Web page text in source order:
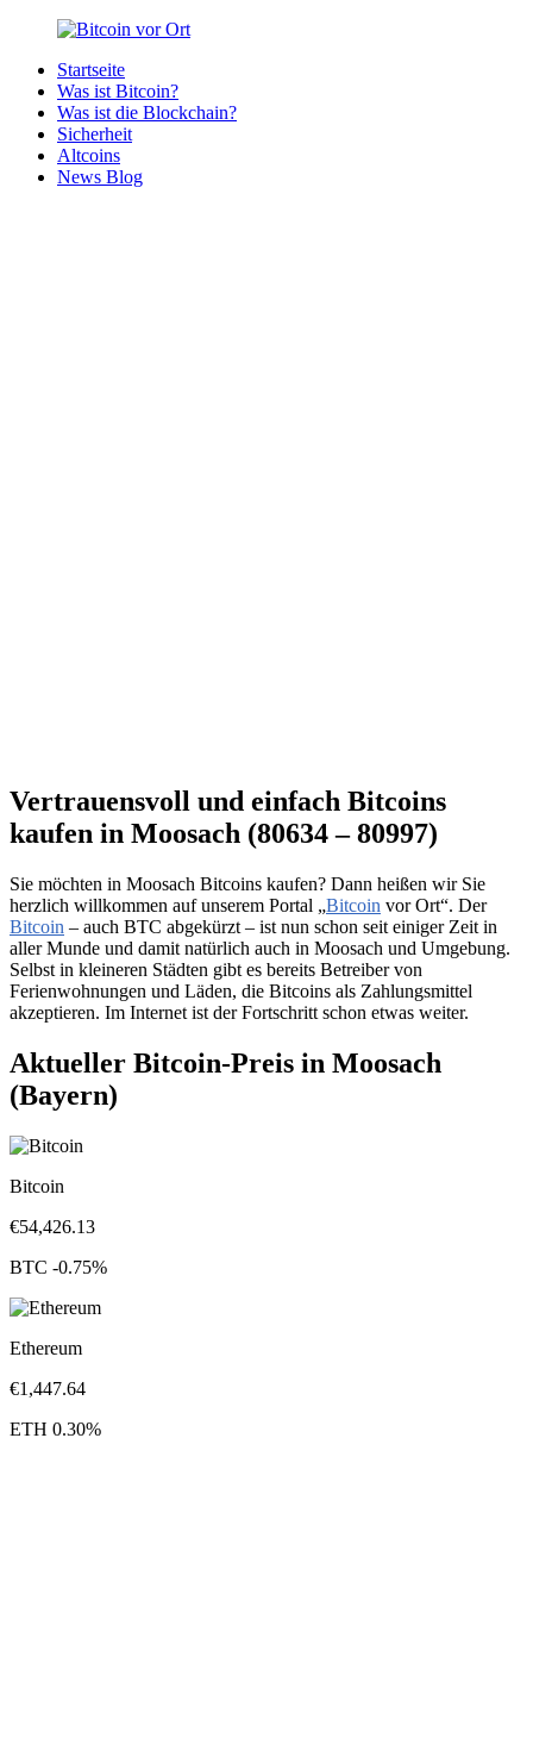
Zurück
Inhalt
Bitcoin
Bitcoins
deiner
Region
Startseite
Was ist Bitcoin?
Was ist die Blockchain?
Sicherheit
Altcoins
News Blog
Vertrauensvoll und einfach Bitcoins
kaufen in Moosach (80634 – 80997)
Sie möchten in Moosach Bitcoins kaufen? Dann heißen wir Sie
herzlich willkommen auf unserem Portal „Bitcoin vor Ort“. Der
Bitcoin – auch BTC abgekürzt – ist nun schon seit einiger Zeit in
aller Munde und damit natürlich auch in Moosach und Umgebung.
Selbst in kleineren Städten gibt es bereits Betreiber von
Ferienwohnungen und Läden, die Bitcoins als Zahlungsmittel
akzeptieren. Im Internet ist der Fortschritt schon etwas weiter.
Aktueller Bitcoin-Preis in Moosach
(Bayern)
Bitcoin
€54,426.13
BTC -0.75%
Ethereum
€1,447.64
ETH 0.30%